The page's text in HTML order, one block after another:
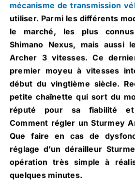
mécanisme de transmission
utiliser. Parmi les différents
le marché, les plus
Shimano Nexus, mais aussi
Archer 3 vitesses. Ce
premier moyeu à vitesses
début du vingtième siècle.
petite chaînette qui sort du
réputé pour sa fiabilité et
Comment régler un Sturmey
Que faire en cas de
réglage d’un dérailleur
opération très simple à
quelques minutes.